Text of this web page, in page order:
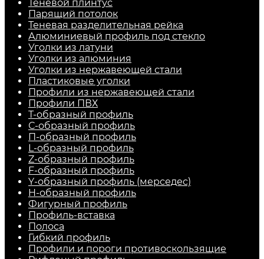
Теневой плинтус
Парящий потолок
Теневая разделительная рейка
Алюминиевый профиль под стекло
Уголки из латуни
Уголки из алюминия
Уголки из нержавеющей стали
Пластиковые уголки
Профили из нержавеющей стали
Профили ПВХ
Т-образный профиль
С-образный профиль
П-образный профиль
L-образный профиль
Z-образный профиль
F-образный профиль
Y-образный профиль (мерседес)
H-образный профиль
Фигурный профиль
Профиль-вставка
Полоса
Гибкий профиль
Профили и пороги противоскользящие